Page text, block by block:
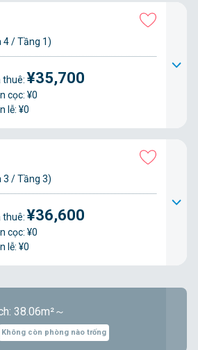
4 / Tầng 1)
thuê: ¥35,700
cọc: ¥0
lễ: ¥0
3 / Tầng 3)
thuê: ¥36,600
cọc: ¥0
lễ: ¥0
38.06m²～
Không còn phòng nào trống